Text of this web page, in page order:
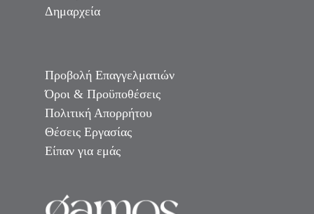
Δημαρχεία
Προβολή Επαγγελματιών
Όροι & Προϋποθέσεις
Πολιτική Απορρήτου
Θέσεις Εργασίας
Είπαν για εμάς